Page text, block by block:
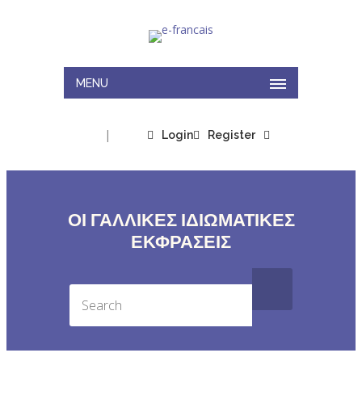
MENU
Login
| Register
ΟΙ ΓΑΛΛΙΚΕΣ ΙΔΙΩΜΑΤΙΚΕΣ
ΕΚΦΡΑΣΕΙΣ